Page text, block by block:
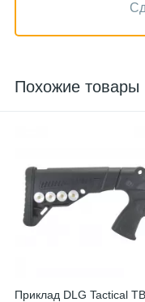
Похожие товары
Приклад DLG Tactical